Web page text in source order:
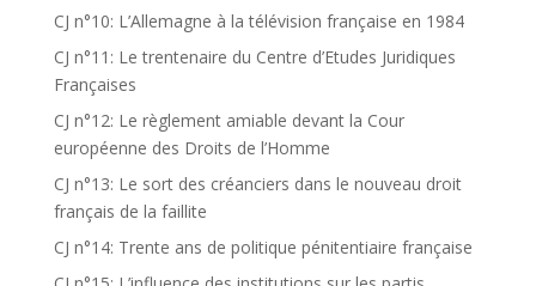
CJ n°10: L’Allemagne à la télévision française en 1984
CJ n°11: Le trentenaire du Centre d’Etudes Juridiques
Françaises
CJ n°12: Le règlement amiable devant la Cour
européenne des Droits de l’Homme
CJ n°13: Le sort des créanciers dans le nouveau droit
français de la faillite
CJ n°14: Trente ans de politique pénitentiaire française